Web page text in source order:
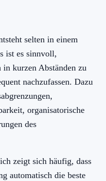
selten in einem
ist es sinnvoll,
in kurzen Abständen zu
nachzufassen. Dazu
organisatorische
des
zeigt sich häufig, dass
automatisch die beste